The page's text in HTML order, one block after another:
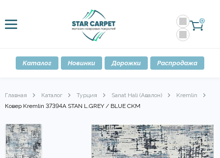
0
Каталог Новинки Дорожки Распродажа
Главная Каталог Турция Sanat Hali (Авалон)
Kremlin
Ковер Kremlin 37394A STAN L.GREY / BLUE CKM